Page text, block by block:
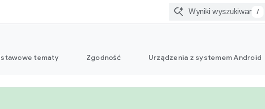
/
tematy Zgodność Urządzenia z systemem Android